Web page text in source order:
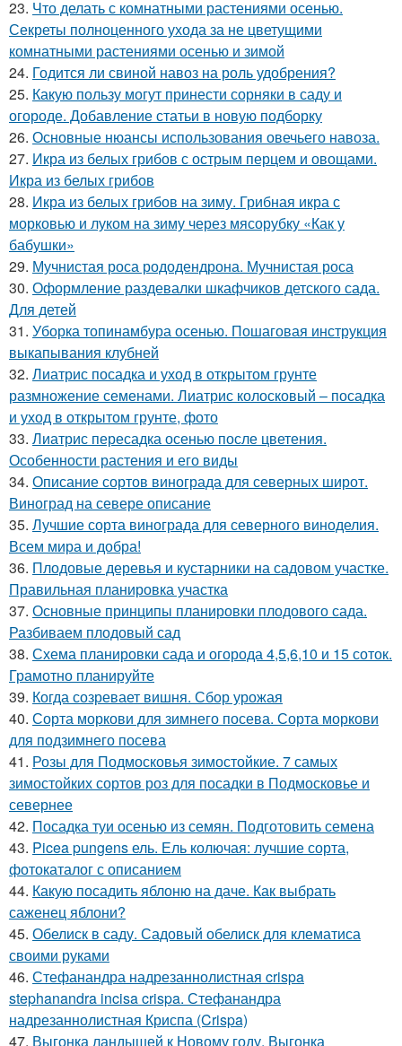
23. Что делать с комнатными растениями осенью.
Секреты полноценного ухода за не цветущими
комнатными растениями осенью и зимой
24. Годится ли свиной навоз на роль удобрения?
25. Какую пользу могут принести сорняки в саду и
огороде. Добавление статьи в новую подборку
26. Основные нюансы использования овечьего навоза.
27. Икра из белых грибов с острым перцем и овощами.
Икра из белых грибов
28. Икра из белых грибов на зиму. Грибная икра с
морковью и луком на зиму через мясорубку «Как у
бабушки»
29. Мучнистая роса рододендрона. Мучнистая роса
30. Оформление раздевалки шкафчиков детского сада.
Для детей
31. Уборка топинамбура осенью. Пошаговая инструкция
выкапывания клубней
32. Лиатрис посадка и уход в открытом грунте
размножение семенами. Лиатрис колосковый – посадка
и уход в открытом грунте, фото
33. Лиатрис пересадка осенью после цветения.
Особенности растения и его виды
34. Описание сортов винограда для северных широт.
Виноград на севере описание
35. Лучшие сорта винограда для северного виноделия.
Всем мира и добра!
36. Плодовые деревья и кустарники на садовом участке.
Правильная планировка участка
37. Основные принципы планировки плодового сада.
Разбиваем плодовый сад
38. Схема планировки сада и огорода 4,5,6,10 и 15 соток.
Грамотно планируйте
39. Когда созревает вишня. Сбор урожая
40. Сорта моркови для зимнего посева. Сорта моркови
для подзимнего посева
41. Розы для Подмосковья зимостойкие. 7 самых
зимостойких сортов роз для посадки в Подмосковье и
севернее
42. Посадка туи осенью из семян. Подготовить семена
43. Picea pungens ель. Ель колючая: лучшие сорта,
фотокаталог с описанием
44. Какую посадить яблоню на даче. Как выбрать
саженец яблони?
45. Обелиск в саду. Садовый обелиск для клематиса
своими руками
46. Стефанандра надрезаннолистная crispa
stephanandra incisa crispa. Стефанандра
надрезаннолистная Криспа (Crispa)
47. Выгонка ландышей к Новому году. Выгонка